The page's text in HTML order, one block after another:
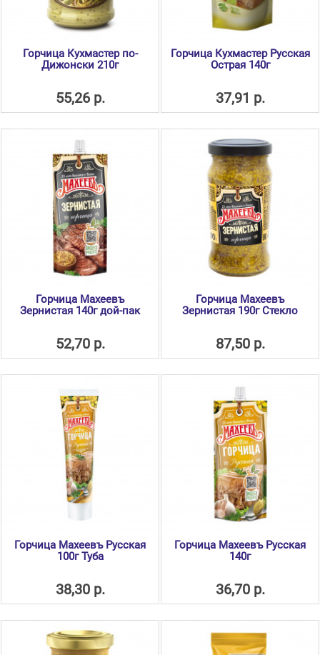
Горчица Кухмастер по-
Дижонски 210г
55,26 р.
Горчица Кухмастер Русская
Острая 140г
37,91 р.
Горчица Махеевъ
Зернистая 140г дой-пак
52,70 р.
Горчица Махеевъ
Зернистая 190г Стекло
87,50 р.
Горчица Махеевъ Русская
100г Туба
38,30 р.
Горчица Махеевъ Русская
140г
36,70 р.